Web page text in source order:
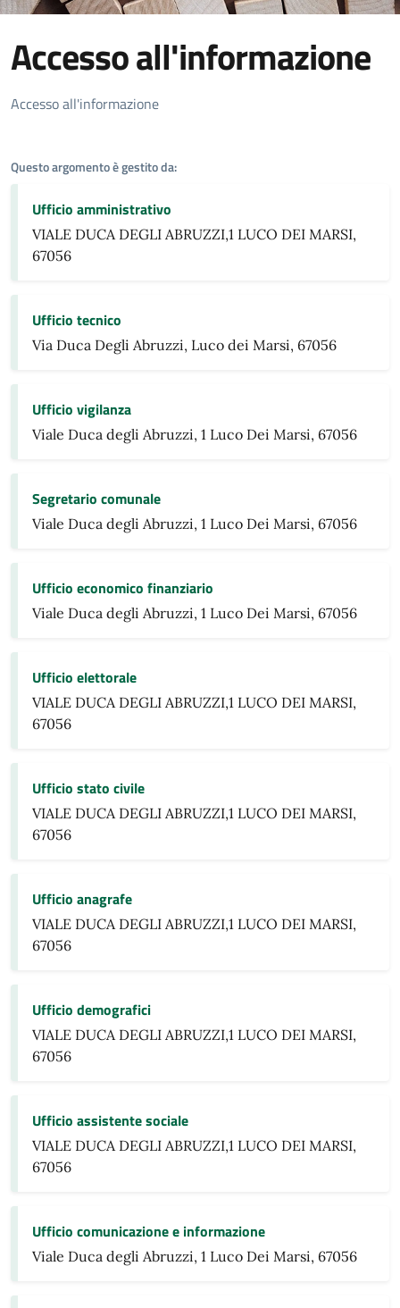
Accesso all'informazione
Dettagli Argomento
Accesso all'informazione
Questo argomento è gestito da:
Ufficio amministrativo
VIALE DUCA DEGLI ABRUZZI,1 LUCO DEI MARSI,
67056
Ufficio tecnico
Via Duca Degli Abruzzi, Luco dei Marsi, 67056
Ufficio vigilanza
Viale Duca degli Abruzzi, 1 Luco Dei Marsi, 67056
Segretario comunale
Viale Duca degli Abruzzi, 1 Luco Dei Marsi, 67056
Ufficio economico finanziario
Viale Duca degli Abruzzi, 1 Luco Dei Marsi, 67056
Ufficio elettorale
VIALE DUCA DEGLI ABRUZZI,1 LUCO DEI MARSI,
67056
Ufficio stato civile
VIALE DUCA DEGLI ABRUZZI,1 LUCO DEI MARSI,
67056
Ufficio anagrafe
VIALE DUCA DEGLI ABRUZZI,1 LUCO DEI MARSI,
67056
Ufficio demografici
VIALE DUCA DEGLI ABRUZZI,1 LUCO DEI MARSI,
67056
Ufficio assistente sociale
VIALE DUCA DEGLI ABRUZZI,1 LUCO DEI MARSI,
67056
Ufficio comunicazione e informazione
Viale Duca degli Abruzzi, 1 Luco Dei Marsi, 67056